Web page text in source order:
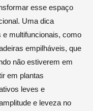
esse espaço
Uma dica
e multifuncionais, como
empilháveis, que
não estiverem em
em plantas
leves e
e leveza no